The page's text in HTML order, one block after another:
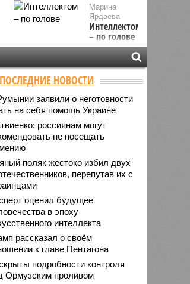
Марина
Ярдаева
Интеллектом
– по голове
ПОСЛЕДНИЕ НОВОСТИ
заявили о неготовности
на себя помощь Украине
россиянам могут
не посещать
поляк жестоко избил двух
перепутав их с
оценил будущее
в эпоху
интеллекта
рассказал о своём
к главе Пентагона
подробности контроля
Ормузским проливом